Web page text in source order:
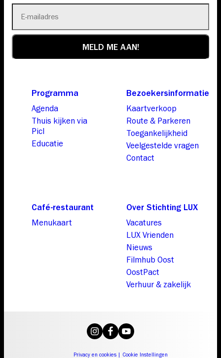
Programma
Agenda
Thuis kijken via
Picl
Educatie
Bezoekersinformatie
Kaartverkoop
Route & Parkeren
Toegankelijkheid
Veelgestelde vragen
Contact
Café-restaurant
Menukaart
Over Stichting LUX
Vacatures
LUX Vrienden
Nieuws
Filmhub Oost
OostPact
Verhuur & zakelijk
Privacy en cookies | Cookie Instellingen